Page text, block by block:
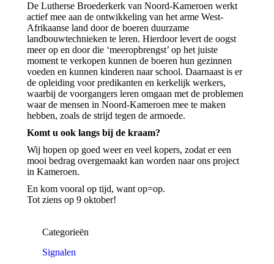
De Lutherse Broederkerk van Noord-Kameroen werkt
actief mee aan de ontwikkeling van het arme West-
Afrikaanse land door de boeren duurzame
landbouwtechnieken te leren. Hierdoor levert de oogst
meer op en door die ‘meeropbrengst’ op het juiste
moment te verkopen kunnen de boeren hun gezinnen
voeden en kunnen kinderen naar school. Daarnaast is er
de opleiding voor predikanten en kerkelijk werkers,
waarbij de voorgangers leren omgaan met de problemen
waar de mensen in Noord-Kameroen mee te maken
hebben, zoals de strijd tegen de armoede.
Komt u ook langs bij de kraam?
Wij hopen op goed weer en veel kopers, zodat er een
mooi bedrag overgemaakt kan worden naar ons project
in Kameroen.
En kom vooral op tijd, want op=op.
Tot ziens op 9 oktober!
Categorieën
Signalen